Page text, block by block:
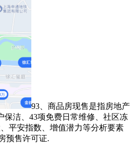
93、商品房现售是指房地产
保洁、43项免费日常维修、社区冻
平安指数、增值潜力等分析要素
预售许可证.